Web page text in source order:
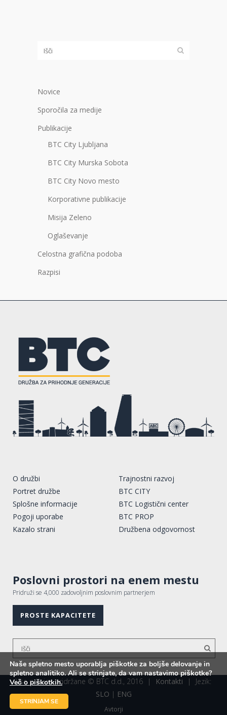
Novice
Sporočila za medije
Publikacije
BTC City Ljubljana
BTC City Murska Sobota
BTC City Novo mesto
Korporativne publikacije
Misija Zeleno
Oglaševanje
Celostna grafična podoba
Razpisi
O družbi
Portret družbe
Splošne informacije
Pogoji uporabe
Kazalo strani
Trajnostni razvoj
BTC CITY
BTC Logistični center
BTC PROP
Družbena odgovornost
Poslovni prostori na enem mestu
Pridruži se 4,000 zadovoljnim poslovnim partnerjem
PROSTE KAPACITETE
Vse pravice pridržane © BTC d.d., 2016 | Kontakti |
Jezik:
SLO | ENG
Avtorji
Naše spletno mesto uporablja piškotke za boljše delovanje in
spletno analitiko. Ali se strinjate, da vam nastavimo piškotke?
Več o piškotkih.
STRINJAM SE